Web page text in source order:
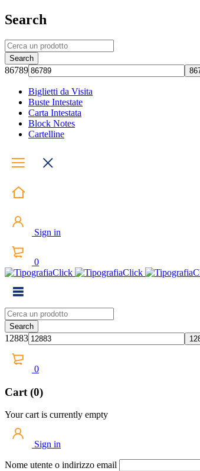
Search
86789
Biglietti da Visita
Buste Intestate
Carta Intestata
Block Notes
Cartelline
Sign in
0
12883
0
Cart (0)
Your cart is currently empty
Sign in
Nome utente o indirizzo email